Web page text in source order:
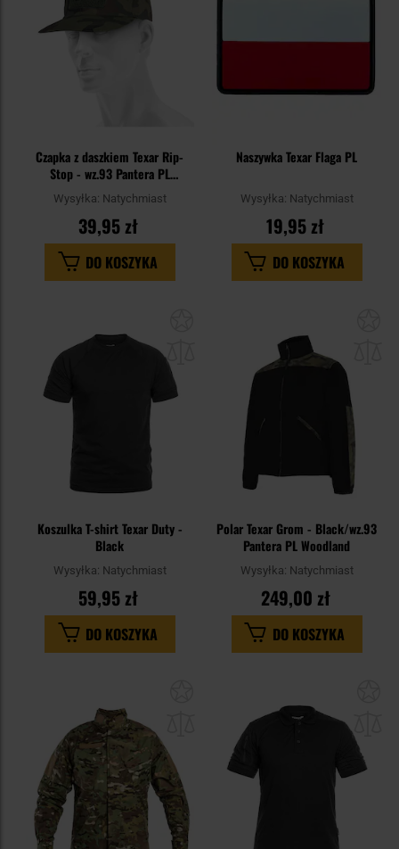
Czapka z daszkiem Texar Rip-
Stop - wz.93 Pantera PL
Woodland
Wysyłka: Natychmiast
39,95 zł
DO KOSZYKA
Naszywka Texar Flaga PL
Wysyłka: Natychmiast
19,95 zł
DO KOSZYKA
Koszulka T-shirt Texar Duty -
Black
Wysyłka: Natychmiast
59,95 zł
DO KOSZYKA
Polar Texar Grom - Black/wz.93
Pantera PL Woodland
Wysyłka: Natychmiast
249,00 zł
DO KOSZYKA
schowka